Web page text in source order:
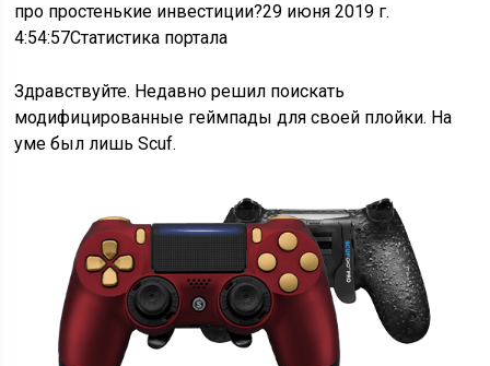
про простенькие инвестиции?29 июня 2019 г.
4:54:57Статистика портала
Здравствуйте. Недавно решил поискать
модифицированные геймпады для своей плойки. На
уме был лишь Scuf.